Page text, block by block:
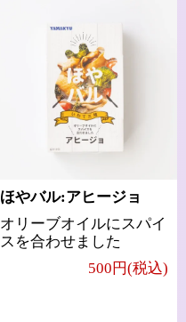
ほやバル:アヒージョ
オリーブオイルにスパイ
スを合わせました
500円(税込)